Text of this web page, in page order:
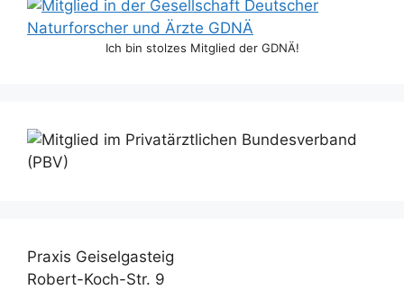
Ich bin stolzes Mitglied der GDNÄ!
Praxis Geiselgasteig
Robert-Koch-Str. 9